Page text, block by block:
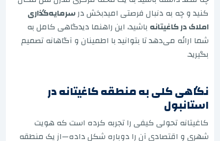
کنید و چه به دنبال فرصتی امیدبخش درسرمایه‌گذاری
املاک در کاغیتانه باشید، این راهنما دیدگاهی کامل به
شما ارائه می‌دهد تا بتوانید با اطمینان و آگاهانه تصمیم
بگیرید.
نگاهی کلی به منطقه کاغیتانه در
استانبول
کاغیتانه تحولی کیفی را تجربه کرده است که هویت
شهری و اقتصادی آن را دوباره شکل داده—از یک منطقه